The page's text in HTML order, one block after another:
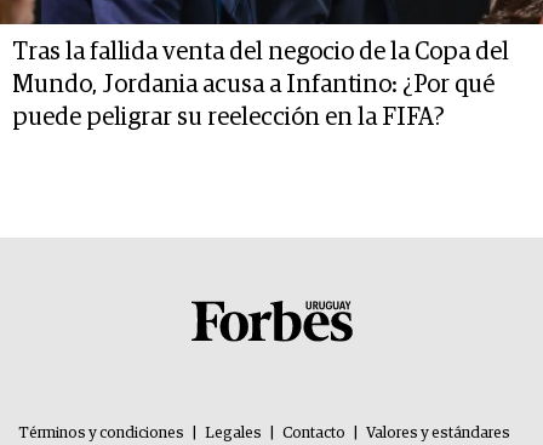
Tras la fallida venta del negocio de la Copa del
Mundo, Jordania acusa a Infantino: ¿Por qué
puede peligrar su reelección en la FIFA?
Términos y condiciones Legales Contacto Valores y estándares